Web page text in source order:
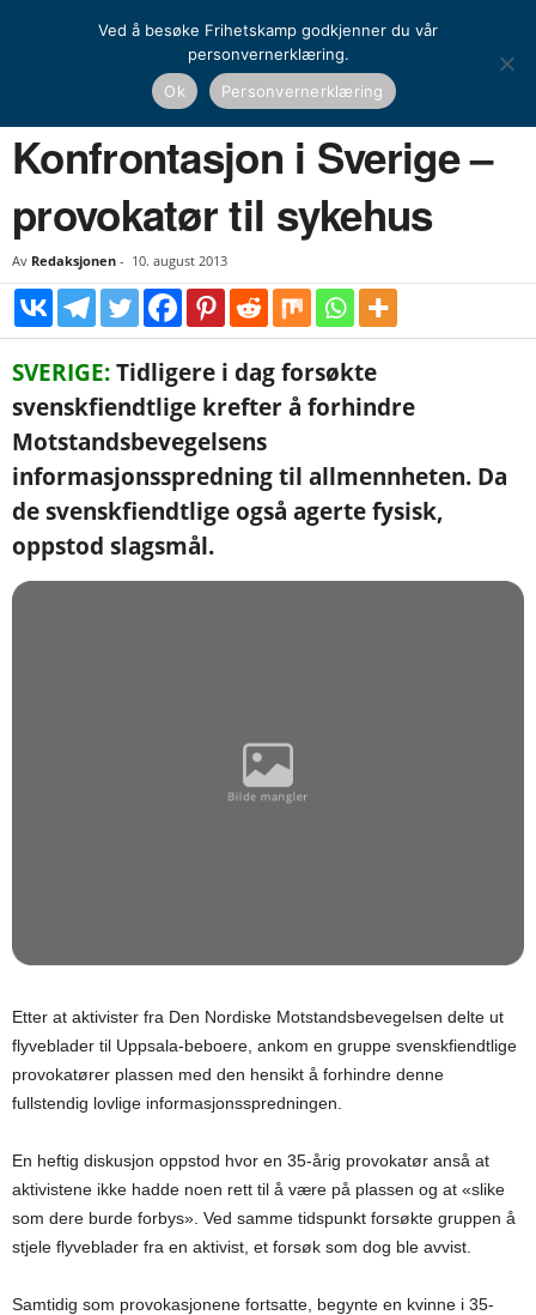
Konfrontasjon i Sverige – provokatør til sykehus
Konfrontasjon i Sverige –
provokatør til sykehus
Av Redaksjonen - 10. august 2013
SVERIGE:Tidligere i dag forsøkte
svenskfiendtlige krefter å forhindre
Motstandsbevegelsens
informasjonsspredning til allmennheten. Da
de svenskfiendtlige også agerte fysisk,
oppstod slagsmål.
Etter at aktivister fra Den Nordiske Motstandsbevegelsen delte ut
flyveblader til Uppsala-beboere, ankom en gruppe svenskfiendtlige
provokatører plassen med den hensikt å forhindre denne
fullstendig lovlige informasjonsspredningen.
En heftig diskusjon oppstod hvor en 35-årig provokatør anså at
aktivistene ikke hadde noen rett til å være på plassen og at «slike
som dere burde forbys». Ved samme tidspunkt forsøkte gruppen å
stjele flyveblader fra en aktivist, et forsøk som dog ble avvist.
Samtidig som provokasjonene fortsatte, begynte en kvinne i 35-
Ved å besøke Frihetskamp godkjenner du vår
personvernerklæring.
Ok
Personvernerklæring